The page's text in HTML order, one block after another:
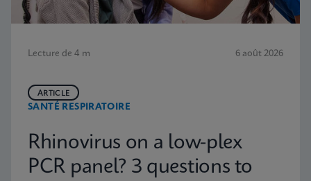
Lecture de 4 m 6 août 2026
SANTÉ RESPIRATOIRE
ARTICLE
Rhinovirus on a low-plex
PCR panel? 3 questions to